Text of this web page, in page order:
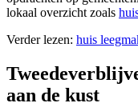
lokaal overzicht zoals
Verder lezen: huis
aan de kust